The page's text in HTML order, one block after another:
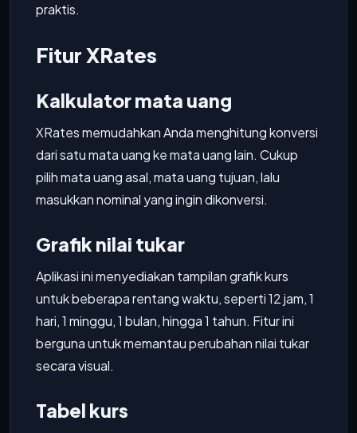
praktis.
Fitur XRates
Kalkulator mata uang
XRates memudahkan Anda menghitung konversi
dari satu mata uang ke mata uang lain. Cukup
pilih mata uang asal, mata uang tujuan, lalu
masukkan nominal yang ingin dikonversi.
Grafik nilai tukar
Aplikasi ini menyediakan tampilan grafik kurs
untuk beberapa rentang waktu, seperti 12 jam, 1
hari, 1 minggu, 1 bulan, hingga 1 tahun. Fitur ini
berguna untuk memantau perubahan nilai tukar
secara visual.
Tabel kurs